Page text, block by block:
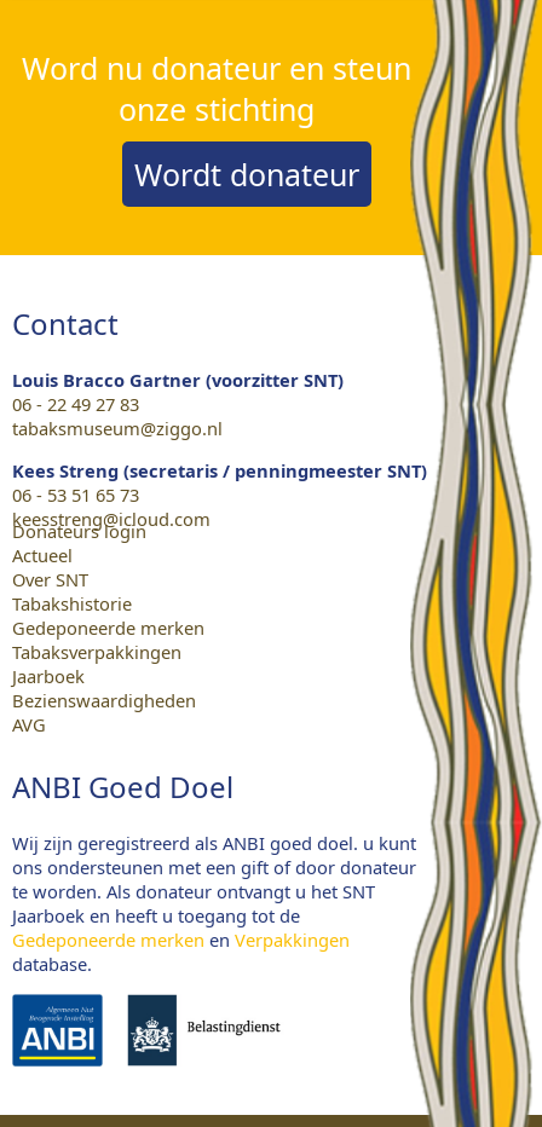
Word nu donateur en steun
onze stichting
Wordt donateur
Contact
Louis Bracco Gartner (voorzitter SNT)
06 - 22 49 27 83
tabaksmuseum@ziggo.nl
Kees Streng (secretaris / penningmeester SNT)
06 - 53 51 65 73
keesstreng@icloud.com
Donateurs login
Actueel
Over SNT
Tabakshistorie
Gedeponeerde merken
Tabaksverpakkingen
Jaarboek
Bezienswaardigheden
AVG
ANBI Goed Doel
Wij zijn geregistreerd als ANBI goed doel. u kunt
ons ondersteunen met een gift of door donateur
te worden. Als donateur ontvangt u het SNT
Jaarboek en heeft u toegang tot de
Gedeponeerde merken en Verpakkingen
database.